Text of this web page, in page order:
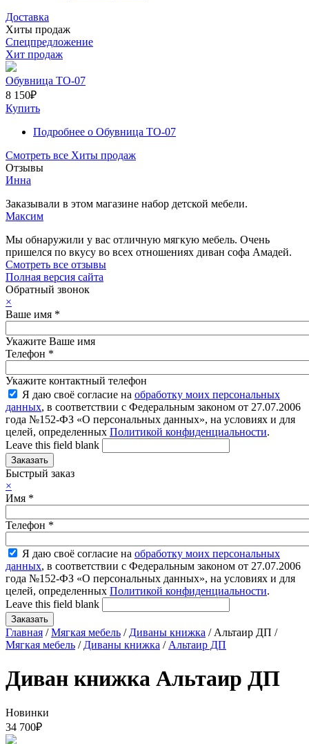
Доставка
Хиты продаж
Спецпредложение
Хит продаж
Обувница ТО-07
8 150₽
Купить
Подробнее о Обувница ТО-07
Смотреть все Хиты продаж
Отзывы
Инна
Заказывали в этом магазине набор детской мебели.
Максим
Мы обнаружили у вас отличную мягкую мебель. Очень
пришелся по вкусу во всех отношениях диван софа Амадей.
Смотреть все отзывы
Полная версия сайта
Обратный звонок
×
Ваше имя *
Укажите Ваше имя
Телефон *
Укажите контактный телефон
Я даю своё согласие на обработку моих персональных
данных, в соответствии с Федеральным законом от 27.07.2006
года №152-ФЗ «О персональных данных», на условиях и для
целей, определенных Политикой конфиденциальности.
Leave this field blank
Быстрый заказ
×
Имя *
Телефон *
Я даю своё согласие на обработку моих персональных
данных, в соответствии с Федеральным законом от 27.07.2006
года №152-ФЗ «О персональных данных», на условиях и для
целей, определенных Политикой конфиденциальности.
Leave this field blank
Главная /Мягкая мебель / Диваны книжка / Альтаир ДП /
Мягкая мебель / Диваны книжка / Альтаир ДП
Диван книжка Альтаир ДП
Новинки
34 700₽